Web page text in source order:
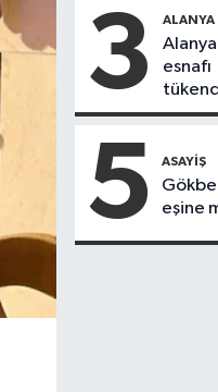
3 ALANYA
Alanya
esnafı
ayda
kapandı
5 ASAYIŞ
eşine